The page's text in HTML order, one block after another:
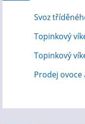
Svoz
Topinkový
Topinkový
Prodej ovoce